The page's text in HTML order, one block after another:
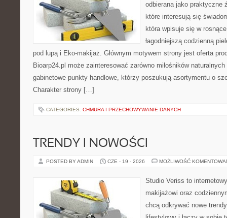
odbierana jako praktyczne
które interesują się
która wpisuje się w
łagodniejszą codzienną
pod lupą i Eko-makijaż. Głównym motywem strony jest oferta
Bioarp24.pl może zainteresować zarówno miłośników
gabinetowe punkty handlowe, którzy poszukują asortymentu o
Charakter strony […]
CATEGORIES: CHMURA I PRZECHOWYWANIE DANYCH
TRENDY I NOWOŚCI
POSTED BY ADMIN CZE - 19 - 2026 MOŻLIWOŚĆ
Studio Veriss to
makijażowi oraz
chcą odkrywać nowe